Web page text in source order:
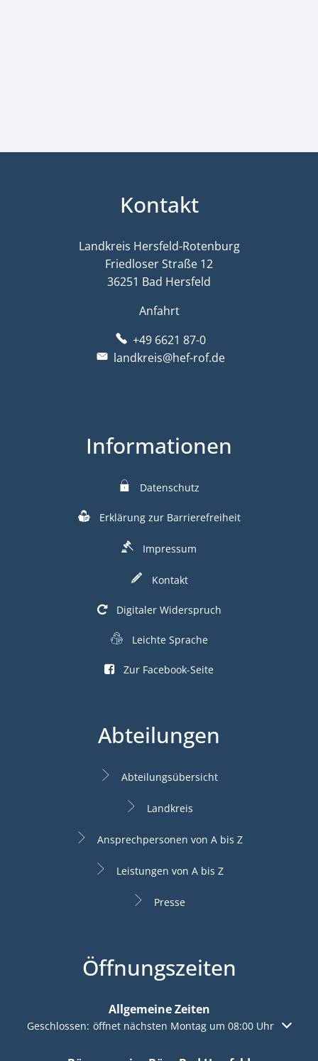
Kontakt
Landkreis Hersfeld-Rotenburg
Friedloser Straße 12
36251 Bad Hersfeld
Anfahrt
+49 6621 87-0
landkreis@hef-rof.de
Informationen
Datenschutz
Erklärung zur Barrierefreiheit
Impressum
Kontakt
Digitaler Widerspruch
Leichte Sprache
Zur Facebook-Seite
Abteilungen
Abteilungsübersicht
Landkreis
Ansprechpersonen von A bis Z
Leistungen von A bis Z
Presse
Öffnungszeiten
Allgemeine Zeiten
Klicken, um weitere Öffnungs- oder Schließzeiten
Geschlossen: öffnet nächsten Montag um 08:00 Uhr